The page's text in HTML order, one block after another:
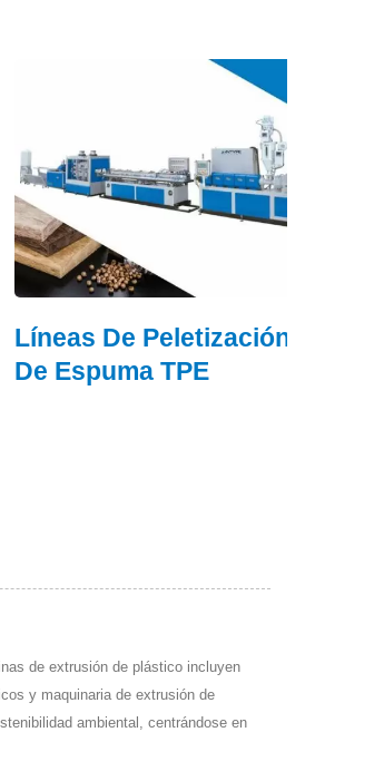
Líneas De Peletización
De Espuma TPE
de extrusión de plástico incluyen
y maquinaria de extrusión de
ambiental, centrándose en